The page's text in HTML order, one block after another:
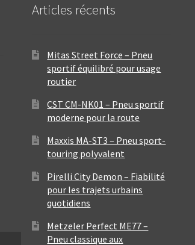
Articles récents
Mitas Street Force – Pneu
sportif équilibré pour usage
routier
CST CM-NK01 – Pneu sportif
moderne pour la route
Maxxis MA-ST3 – Pneu sport-
touring polyvalent
Pirelli City Demon – Fiabilité
pour les trajets urbains
quotidiens
Metzeler Perfect ME77 –
Pneu classique aux